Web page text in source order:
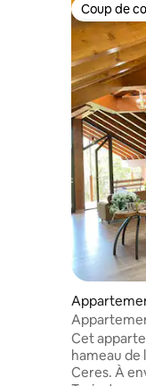
Coup de
Coup de
Cet
hameau de
Ceres. À